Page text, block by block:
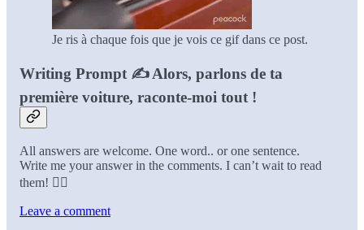
Je ris à chaque fois que je vois ce gif dans ce post.
Writing Prompt ✍️ Alors, parlons de ta
première voiture, raconte-moi tout !
All answers are welcome. One word.. or one sentence.
Write me your answer in the comments. I can’t wait to read
them! 👇🏼
Leave a comment